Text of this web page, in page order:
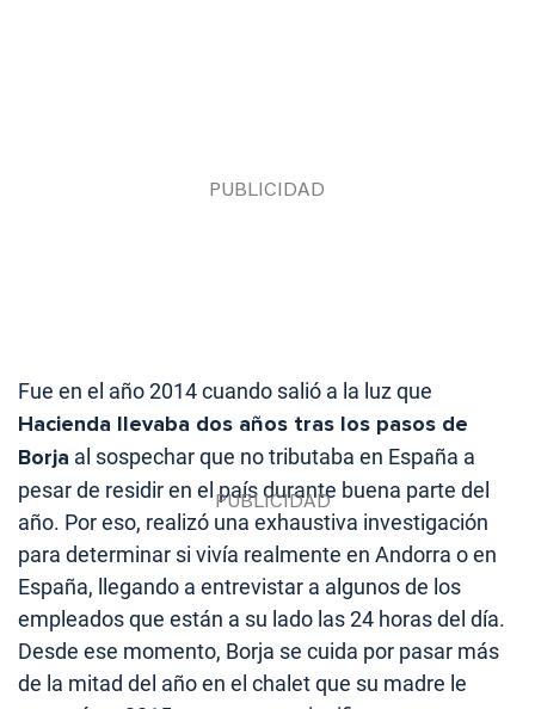
Fue en el año 2014 cuando salió a la luz que
Hacienda llevaba dos años tras los pasos de
Borja al sospechar que no tributaba en España a
pesar de residir en el país durante buena parte del
año. Por eso, realizó una exhaustiva investigación
para determinar si vivía realmente en Andorra o en
España, llegando a entrevistar a algunos de los
empleados que están a su lado las 24 horas del día.
Desde ese momento, Borja se cuida por pasar más
de la mitad del año en el chalet que su madre le